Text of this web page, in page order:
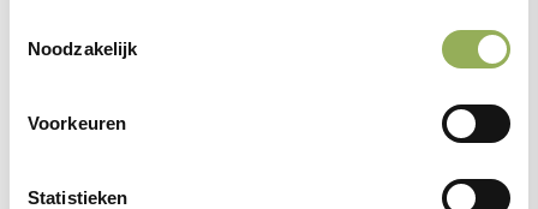
Noodzakelijk
Voorkeuren
Statistieken
Delen: